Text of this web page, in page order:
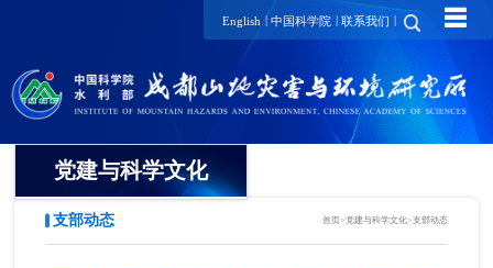
English | 中国科学院 | 联系我们 | ☰
党建与科学文化
支部动态 首页>党建与科学文化>支部动态